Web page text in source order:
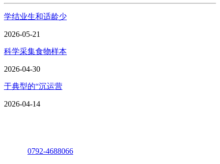
学结业生和适龄少
2026-05-21
科学采集食物样本
2026-04-30
于典型的“沉运营
2026-04-14
0792-4688066